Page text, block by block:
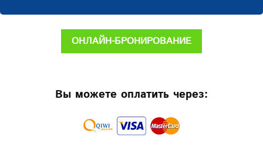
ОНЛАЙН-БРОНИРОВАНИЕ
Вы можете оплатить через: